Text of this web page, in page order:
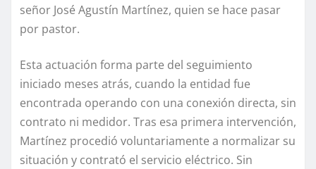
señor José Agustín Martínez, quien se hace pasar
por pastor.
Esta actuación forma parte del seguimiento
iniciado meses atrás, cuando la entidad fue
encontrada operando con una conexión directa, sin
contrato ni medidor. Tras esa primera intervención,
Martínez procedió voluntariamente a normalizar su
situación y contrató el servicio eléctrico. Sin